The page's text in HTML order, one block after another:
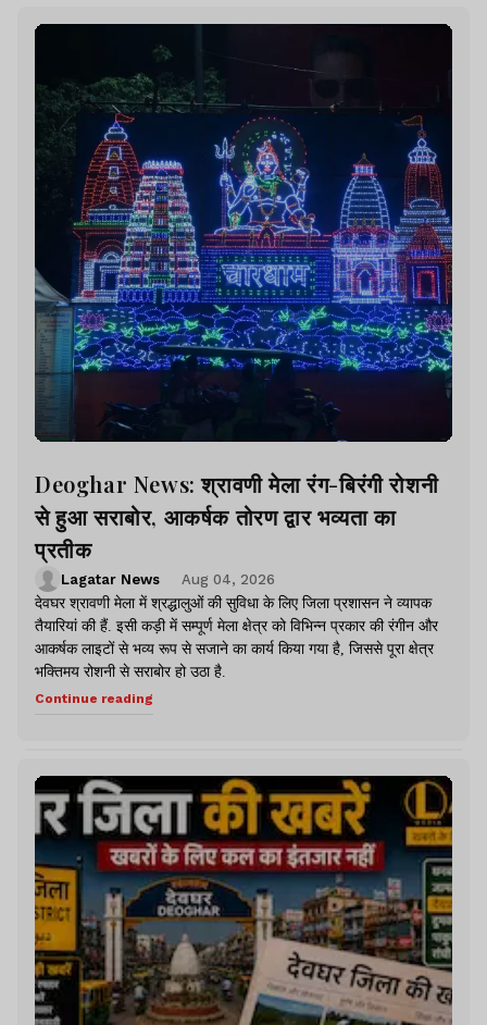
Deoghar News: श्रावणी मेला रंग-बिरंगी रोशनी
से हुआ सराबोर, आकर्षक तोरण द्वार भव्यता का
प्रतीक
Lagatar News
Aug 04, 2026
देवघर श्रावणी मेला में श्रद्धालुओं की सुविधा के लिए जिला प्रशासन ने व्यापक
तैयारियां की हैं. इसी कड़ी में सम्पूर्ण मेला क्षेत्र को विभिन्न प्रकार की रंगीन और
आकर्षक लाइटों से भव्य रूप से सजाने का कार्य किया गया है, जिससे पूरा क्षेत्र
भक्तिमय रोशनी से सराबोर हो उठा है.
Continue reading